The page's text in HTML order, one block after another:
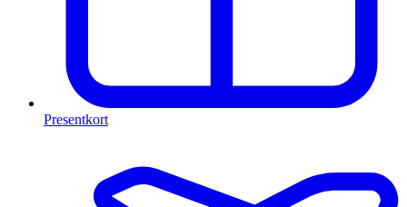
Presentkort